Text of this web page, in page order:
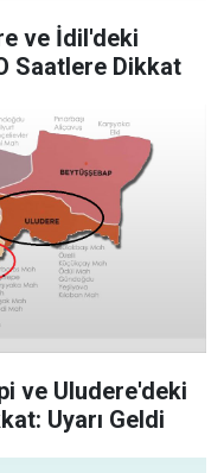
ve İdil'deki
Saatlere Dikkat
ve Uludere'deki
Uyarı Geldi